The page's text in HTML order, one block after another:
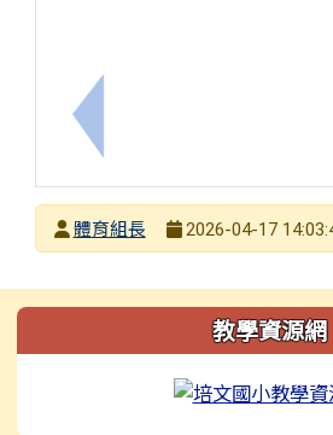
上一筆：走進雲霧森林－探
發布者
體育組長
2026-04-17
左邊區域內容 教學資源網